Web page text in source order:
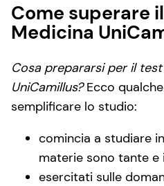
Come superare
Medicina
Cosa prepararsi per il
UniCamillus?Ecco
semplificare lo studio:
comincia a studiare
materie sono tante
esercitati sulle